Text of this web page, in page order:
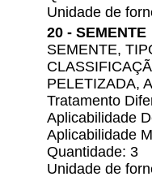
Unidade de
20 - SEMENTE
SEMENTE,
PELETIZADA,
Tratamento
Aplicabilidade
Aplicabilidade
Quantidade: 3
Unidade de